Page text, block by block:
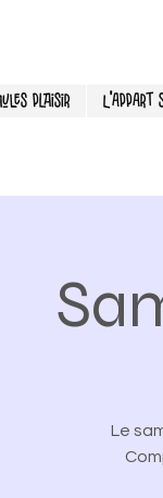
Plaisir L'Appart
Le